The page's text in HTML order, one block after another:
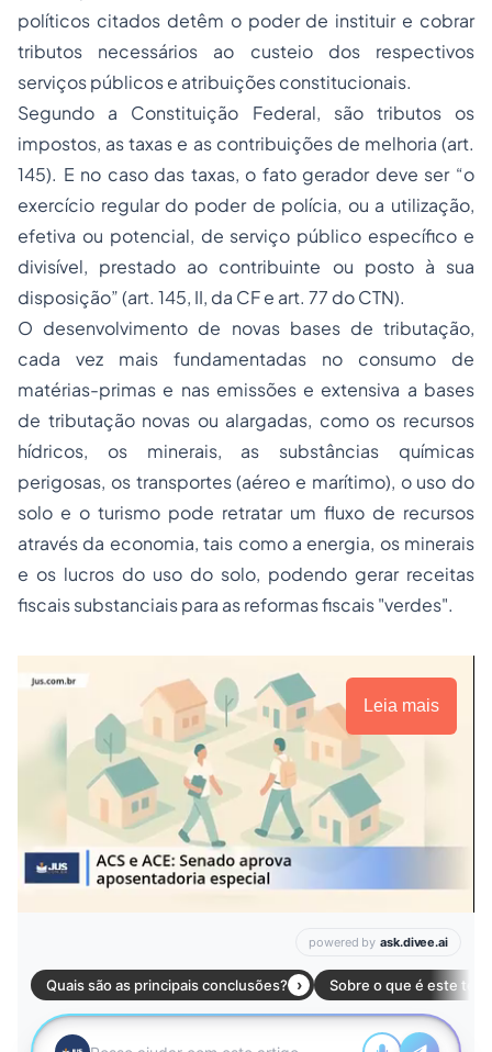
políticos citados detêm o poder de instituir e cobrar
tributos necessários ao custeio dos respectivos
serviços públicos e atribuições constitucionais.
Segundo a Constituição Federal, são tributos os
impostos, as taxas e as contribuições de melhoria (art.
145). E no caso das taxas, o fato gerador deve ser “o
exercício regular do poder de polícia, ou a utilização,
efetiva ou potencial, de serviço público específico e
divisível, prestado ao contribuinte ou posto à sua
disposição” (art. 145, II, da CF e art. 77 do CTN).
O desenvolvimento de novas bases de tributação,
cada vez mais fundamentadas no consumo de
matérias-primas e nas emissões e extensiva a bases
de tributação novas ou alargadas, como os recursos
hídricos, os minerais, as substâncias químicas
perigosas, os transportes (aéreo e marítimo), o uso do
solo e o turismo pode retratar um fluxo de recursos
através da economia, tais como a energia, os minerais
e os lucros do uso do solo, podendo gerar receitas
fiscais substanciais para as reformas fiscais "verdes".
Leia mais